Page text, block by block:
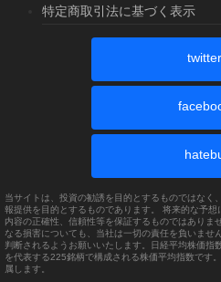
特定商取引法に基づく表示
twitter
当サイトは、投資の勧誘を目的とするものではなく
報提供を目的とするものであります。 将来的な予
内容の正確性、信頼性等を保証するものではありま
なる損害についても、当社は一切の責任を負いませ
判断されるようお願いいたします。日経平均株価指
を代表する225銘柄で構成される株価平均指数です
属します。